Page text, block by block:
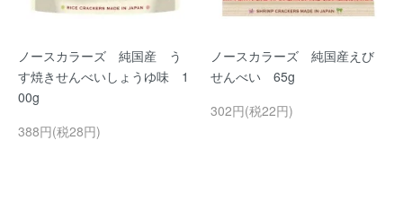
ノースカラーズ 純国産 う
す焼きせんべいしょうゆ味 1
00g
388円(税28円)
ノースカラーズ 純国産えび
せんべい 65g
302円(税22円)